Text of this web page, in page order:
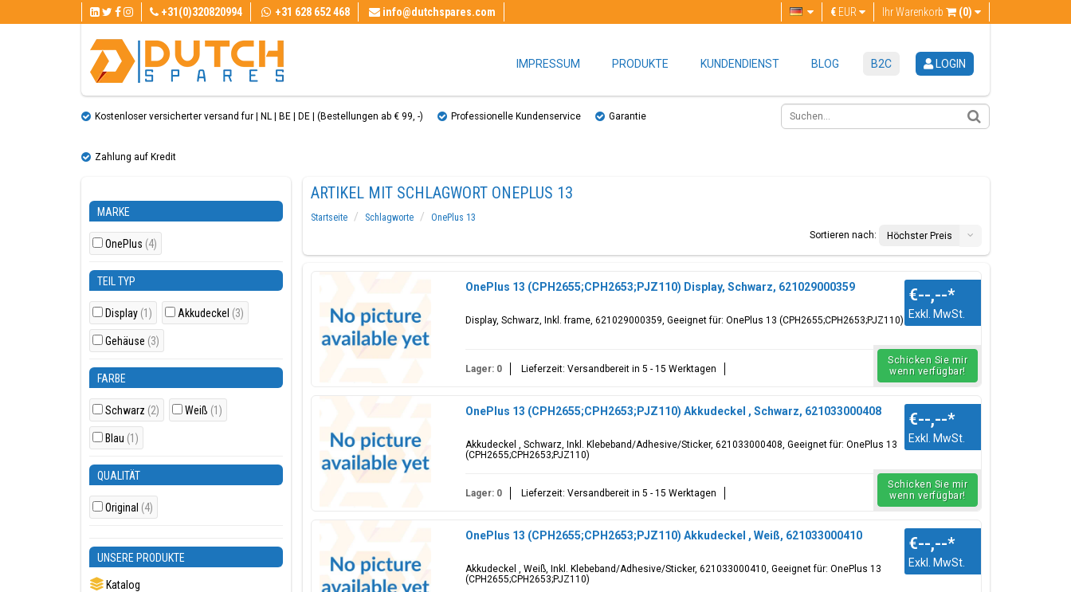
+31(0)320820994 +31 628 652 468 info@dutchspares.com Ihr Warenkorb (0)
€ EUR
IMPRESSUM PRODUKTE KUNDENDIENST BLOG B2C LOGIN
Kostenloser versicherter versand fur | NL | BE | DE | (Bestellungen ab € 99, ​​-) Professionelle Kundenservice Garantie
Zahlung auf Kredit
MARKE
OnePlus (4)
TEIL TYP
Display (1) Akkudeckel (3)
Gehäuse (3)
FARBE
Schwarz (2) Weiß (1)
Blau (1)
QUALITÄT
Original (4)
UNSERE PRODUKTE
Katalog
ARTIKEL MIT SCHLAGWORT ONEPLUS 13
Startseite Schlagworte
OnePlus 13
Sortieren nach:
Höchster Preis
OnePlus 13 (CPH2655;CPH2653;PJZ110) Display, Schwarz, 621029000359
Display, Schwarz, Inkl. frame, 621029000359, Geeignet für: OnePlus 13 (CPH2655;CPH2653;PJZ110)
€--,--*
Exkl. MwSt.
Lager: 0 Lieferzeit: Versandbereit in 5 - 15 Werktagen
Schicken Sie mir
wenn verfügbar!
OnePlus 13 (CPH2655;CPH2653;PJZ110) Akkudeckel , Schwarz, 621033000408
Akkudeckel , Schwarz, Inkl. Klebeband/Adhesive/Sticker, 621033000408, Geeignet für: OnePlus 13
(CPH2655;CPH2653;PJZ110)
€--,--*
Exkl. MwSt.
Lager: 0 Lieferzeit: Versandbereit in 5 - 15 Werktagen
Schicken Sie mir
wenn verfügbar!
OnePlus 13 (CPH2655;CPH2653;PJZ110) Akkudeckel , Weiß, 621033000410
Akkudeckel , Weiß, Inkl. Klebeband/Adhesive/Sticker, 621033000410, Geeignet für: OnePlus 13
(CPH2655;CPH2653;PJZ110)
€--,--*
Exkl. MwSt.